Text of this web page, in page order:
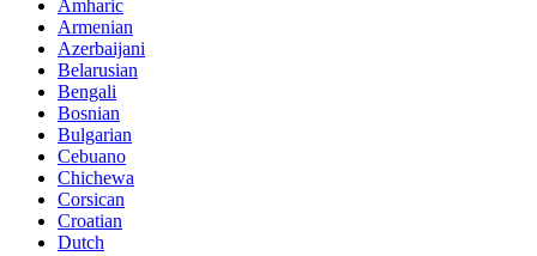
Amharic
Armenian
Azerbaijani
Belarusian
Bengali
Bosnian
Bulgarian
Cebuano
Chichewa
Corsican
Croatian
Dutch